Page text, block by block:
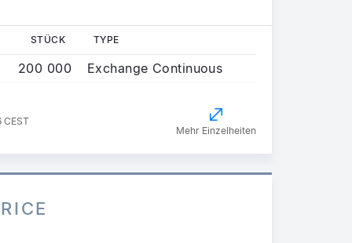
STÜCK TYPE
200 000 Exchange Continuous
CEST
Mehr Einzelheiten